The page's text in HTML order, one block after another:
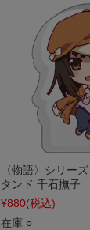
〈物語〉シリー
タンド 千石撫子
¥880(税込)
在庫 ○